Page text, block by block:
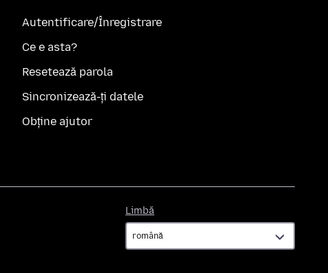
Autentificare/Înregistrare
Ce e asta?
Resetează parola
Sincronizează-ți datele
Obține ajutor
Limbă